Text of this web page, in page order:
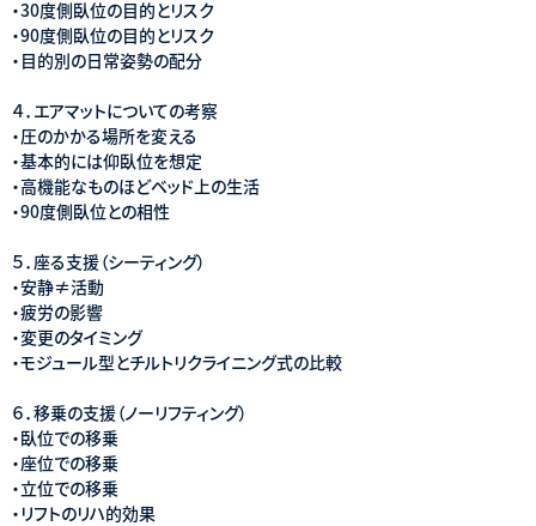
・30度側臥位の目的とリスク
・90度側臥位の目的とリスク
・目的別の日常姿勢の配分
４．エアマットについての考察
・圧のかかる場所を変える
・基本的には仰臥位を想定
・高機能なものほどベッド上の生活
・90度側臥位との相性
５．座る支援（シーティング）
・安静≠活動
・疲労の影響
・変更のタイミング
・モジュール型とチルトリクライニング式の比較
６．移乗の支援（ノーリフティング）
・臥位での移乗
・座位での移乗
・立位での移乗
・リフトのリハ的効果